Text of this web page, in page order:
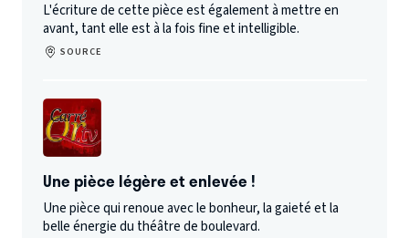
L'écriture de cette pièce est également à mettre en
avant, tant elle est à la fois fine et intelligible.
SOURCE
Une pièce légère et enlevée !
Une pièce qui renoue avec le bonheur, la gaieté et la
belle énergie du théâtre de boulevard.